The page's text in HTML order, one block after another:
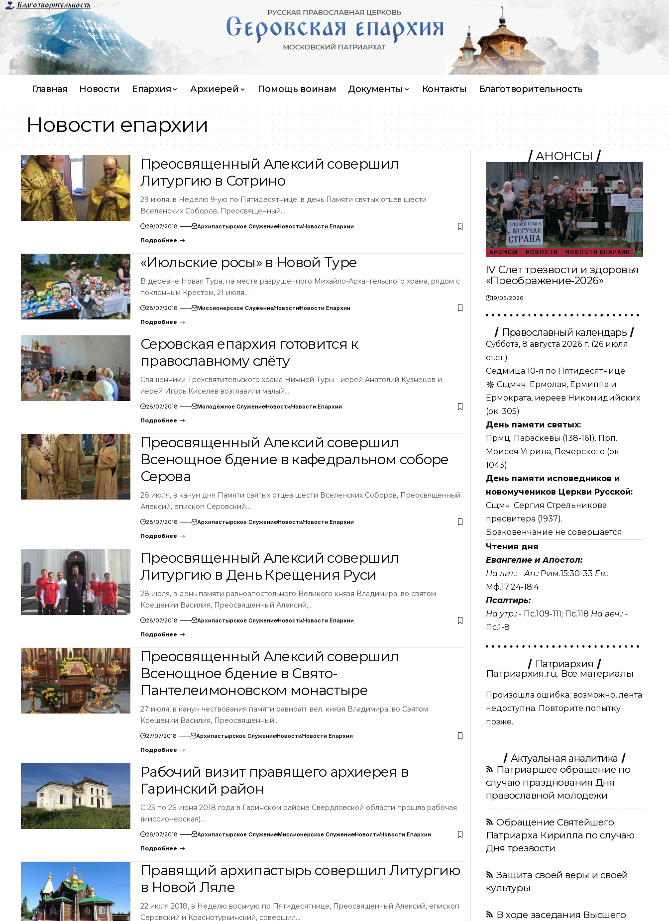
Благотворительность
Главная Новости Епархия Архиерей Помощь воинам Документы Контакты Благотворительность
Новости епархии
Преосвященный Алексий совершил
Литургию в Сотрино
29 июля, в Неделю 9-ую по Пятидесятнице, в день Памяти святых отцев шести
Вселенских Соборов, Преосвященный…
29/07/2018 Архипастырское СлужениеНовостиНовости Епархии
Подробнее
«Июльские росы» в Новой Туре
В деревне Новая Тура, на месте разрушенного Михайло-Архангельского храма, рядом с
поклонным Крестом, 21 июля…
28/07/2018 Миссионерское СлужениеНовостиНовости Епархии
Подробнее
Серовская епархия готовится к
православному слёту
Священники Трехсвятительского храма Нижней Туры - иерей Анатолий Кузнецов и
иерей Игорь Киселев возглавили малый…
28/07/2018 Молодёжное СлужениеНовостиНовости Епархии
Подробнее
Преосвященный Алексий совершил
Всенощное бдение в кафедральном соборе
Серова
28 июля, в канун дня Памяти святых отцев шести Вселенских Соборов, Преосвященный
Алексий, епископ Серовский…
28/07/2018 Архипастырское СлужениеНовостиНовости Епархии
Подробнее
Преосвященный Алексий совершил
Литургию в День Крещения Руси
28 июля, в день памяти равноапостольного Великого князя Владимира, во святом
Крещении Василия, Преосвященный Алексий,…
28/07/2018 Архипастырское СлужениеНовостиНовости Епархии
Подробнее
Преосвященный Алексий совершил
Всенощное бдение в Свято-
Пантелеимоновском монастыре
27 июля, в канун чествования памяти равноап. вел. князя Владимира, во Святом
Крещении Василия, Преосвященный…
27/07/2018 Архипастырское СлужениеНовостиНовости Епархии
Подробнее
Рабочий визит правящего архиерея в
Гаринский район
С 23 по 26 июня 2018 года в Гаринском районе Свердловской области прошла рабочая
(миссионерская)…
26/07/2018 Архипастырское СлужениеМиссионерское СлужениеНовостиНовости Епархии
Подробнее
Правящий архипастырь совершил Литургию
в Новой Ляле
22 июля 2018, в Неделю восьмую по Пятидесятнице, Преосвященный Алексий, епископ
Серовский и Краснотурьинский, совершил…
АНОНСЫ
АНОНСЫ НОВОСТИ НОВОСТИ ЕПАРХИИ
IV Слёт трезвости и здоровья
«Преображение‑2026»
19/05/2026
Православный календарь
Суббота, 8 августа 2026 г. (26 июля
ст.ст.)
Седмица 10-я по Пятидесятнице
Сщмчч. Ермолая, Ермиппа и
Ермократа, иереев Никомидийских
(ок. 305)
День памяти святых:
Прмц. Параскевы (138-161). Прп.
Моисея Угрина, Печерского (ок.
1043).
День памяти исповедников и
новомучеников Церкви Русской:
Сщмч. Сергия Стрельникова
пресвитера (1937).
Браковенчание не совершается.
Чтения дня
Евангелие и Апостол:
На лит.: - Ап.: Рим.15:30-33 Ев.:
Мф.17:24-18:4
Псалтирь:
На утр.: - Пс.109-111; Пс.118 На веч.: -
Пс.1-8
Патриархия
Патриархия.ru, Все материалы
Произошла ошибка; возможно, лента
недоступна. Повторите попытку
позже.
Актуальная аналитика
Патриаршее обращение по
случаю празднования Дня
православной молодежи
Обращение Святейшего
Патриарха Кирилла по случаю
Дня трезвости
Защита своей веры и своей
культуры
В ходе заседания Высшего